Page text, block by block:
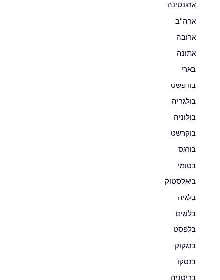
ארגנטינה
ארה"ב
ארובה
אתונה
בארי
בודפשט
בולגריה
בולוניה
בוקרשט
בורגס
בטומי
ביאלסטוק
בלגיה
בלוגים
בלפסט
בנגקוק
בנסקו
בריטניה